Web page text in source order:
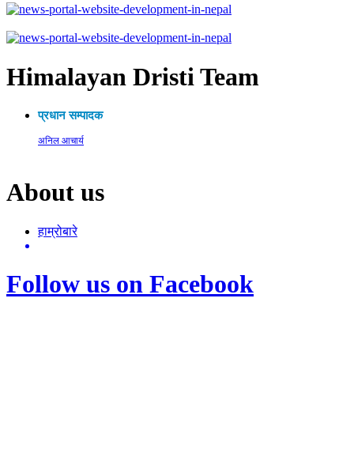
Himalayan Dristi Team
प्रधान सम्पादक
अनिल आचार्य
About us
हाम्रोबारे
Follow us on Facebook